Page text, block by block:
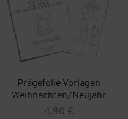
Prägefolie Vorlagen
Weihnachten/Neujahr
4,90 €